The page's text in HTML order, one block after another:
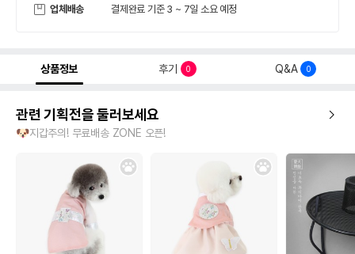
업체배송 결제완료 기준 3 ~ 7일 소요 예정
상품정보 후기 0 Q&A 0
관련 기획전을 둘러보세요
🐶지갑주의! 무료배송 ZONE 오픈!